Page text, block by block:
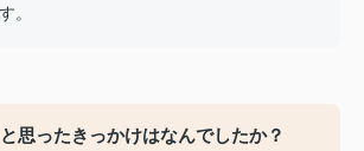
。
思ったきっかけはなんでしたか？